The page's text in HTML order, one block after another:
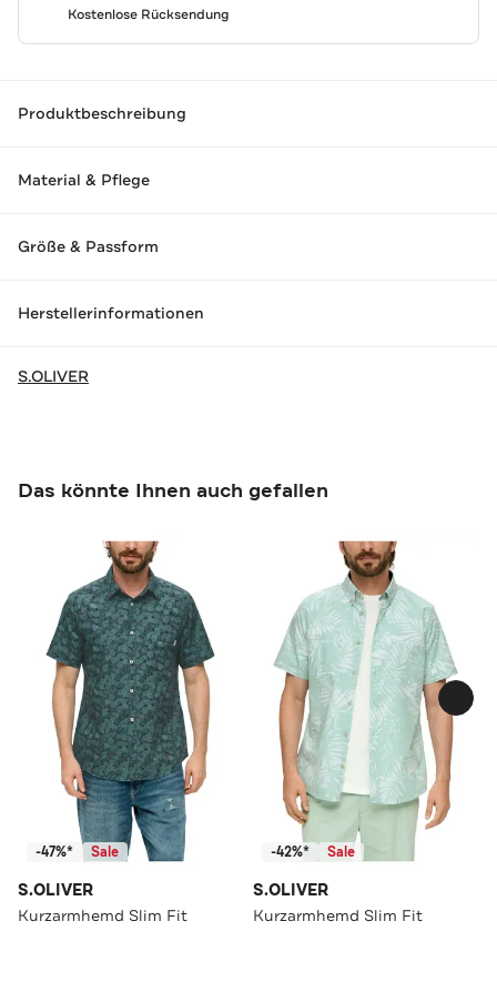
Kostenlose Rücksendung
Produktbeschreibung
Material & Pflege
Größe & Passform
Herstellerinformationen
S.OLIVER
Das könnte Ihnen auch gefallen
-47%* Sale
S.OLIVER
Kurzarmhemd Slim Fit
-42%* Sale
S.OLIVER
Kurzarmhemd Slim Fit